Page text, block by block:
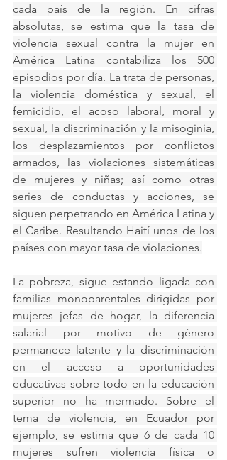
cada país de la región. En cifras
absolutas, se estima que la tasa de
violencia sexual contra la mujer en
América Latina contabiliza los 500
episodios por día. La trata de personas,
la violencia doméstica y sexual, el
femicidio, el acoso laboral, moral y
sexual, la discriminación y la misoginia,
los desplazamientos por conflictos
armados, las violaciones sistemáticas
de mujeres y niñas; así como otras
series de conductas y acciones, se
siguen perpetrando en América Latina y
el Caribe. Resultando Haití unos de los
países con mayor tasa de violaciones.
La pobreza, sigue estando ligada con
familias monoparentales dirigidas por
mujeres jefas de hogar, la diferencia
salarial por motivo de género
permanece latente y la discriminación
en el acceso a oportunidades
educativas sobre todo en la educación
superior no ha mermado. Sobre el
tema de violencia, en Ecuador por
ejemplo, se estima que 6 de cada 10
mujeres sufren violencia física o